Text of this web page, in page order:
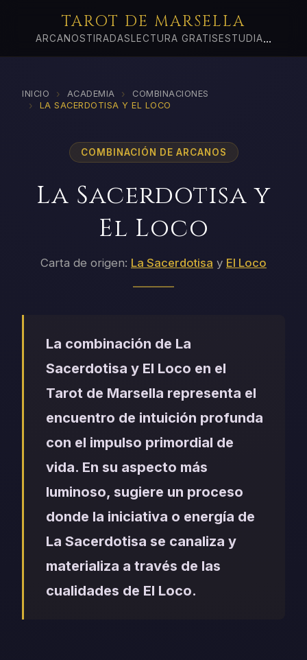
TAROT DE MARSELLA
ARCANOSTIRADAS LECTURA GRATIS ESTUDIA...
INICIO › ACADEMIA › COMBINACIONES
› LA SACERDOTISA Y EL LOCO
COMBINACIÓN DE ARCANOS
La Sacerdotisa y
El Loco
Carta de origen: La Sacerdotisa y El Loco
La combinación de La
Sacerdotisa y El Loco en el
Tarot de Marsella representa el
encuentro de intuición profunda
con el impulso primordial de
vida. En su aspecto más
luminoso, sugiere un proceso
donde la iniciativa o energía de
La Sacerdotisa se canaliza y
materializa a través de las
cualidades de El Loco.